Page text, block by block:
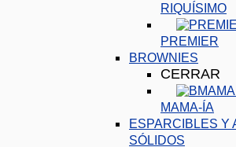
RIQUÍSIMO
PREMIER
BROWNIES
CERRAR
MAMA-ÍA
ESPARCIBLES Y
SÓLIDOS